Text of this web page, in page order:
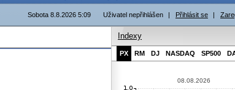
Uživatel nepřihlášen | Přihlásit se |
Sobota 8.8.2026 5:09
Indexy
PX RM DJ NASDAQ SP500
08.08.2026